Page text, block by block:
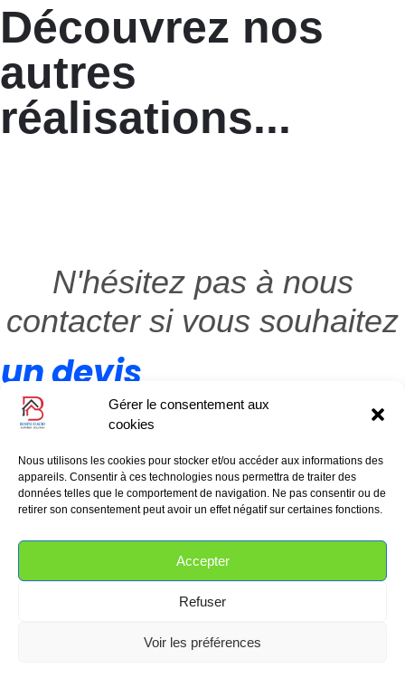
Gérer le consentement aux
cookies
Nous utilisons les cookies pour stocker et/ou accéder aux informations des
appareils. Consentir à ces technologies nous permettra de traiter des
données telles que le comportement de navigation. Ne pas consentir ou de
retirer son consentement peut avoir un effet négatif sur certaines fonctions.
Accepter
Refuser
Voir les préférences
Découvrez nos
autres
réalisations...
Heschung
Aménagement d'un magasin.
Découvrir
N'hésitez pas à nous
contacter si vous souhaitez
un devis
Contactez-nous
Contact